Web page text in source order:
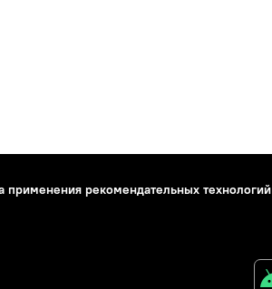
применения рекомендательных технологий